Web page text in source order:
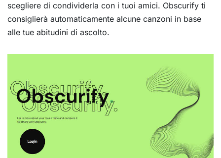
scegliere di condividerla con i tuoi amici. Obscurify ti
consiglierà automaticamente alcune canzoni in base
alle tue abitudini di ascolto.